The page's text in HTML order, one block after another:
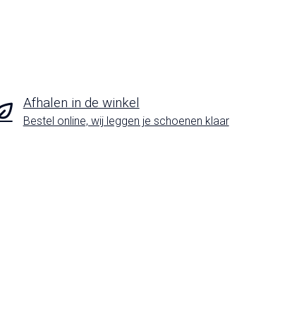
Afhalen in de winkel
Bestel online, wij leggen je schoenen klaar